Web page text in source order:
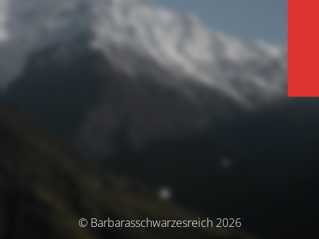
© Barbarasschwarzesreich 2026